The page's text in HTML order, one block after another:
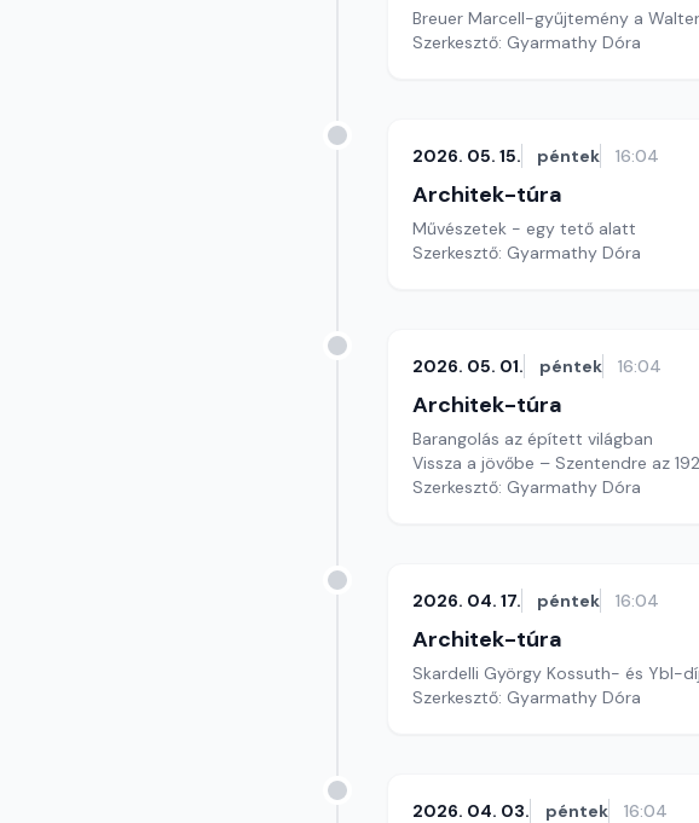
Breuer Marcell-gyűjtemény a
Szerkesztő: Gyarmathy Dóra
2026. 05. 15. péntek 16:04
Architek-túra
Művészetek - egy tető alatt
Szerkesztő: Gyarmathy Dóra
2026. 05. 01. péntek 16:04
Architek-túra
Barangolás az épített világban
Vissza a jövőbe – Szentendre az
Szerkesztő: Gyarmathy Dóra
2026. 04. 17. péntek 16:04
Architek-túra
Skardelli György Kossuth- és Ybl-
Szerkesztő: Gyarmathy Dóra
2026. 04. 03. péntek 16:04